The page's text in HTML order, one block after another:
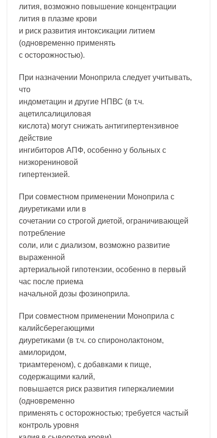
лития, возможно повышение концентрации
лития в плазме крови
и риск развития интоксикации литием
(одновременно применять
с осторожностью).
При назначении Моноприла следует учитывать,
что
индометацин и другие НПВС (в т.ч.
ацетилсалициловая
кислота) могут снижать антигипертензивное
действие
ингибиторов АПФ, особенно у больных с
низкорениновой
гипертензией.
При совместном применении Моноприла с
диуретиками или в
сочетании со строгой диетой, ограничивающей
потребление
соли, или с диализом, возможно развитие
выраженной
артериальной гипотензии, особенно в первый
час после приема
начальной дозы фозиноприла.
При совместном применении Моноприла с
калийсберегающими
диуретиками (в т.ч. со спиронолактоном,
амилоридом,
триамтереном), с добавками к пище,
содержащими калий,
повышается риск развития гиперкалиемии
(одновременно
применять с осторожностью; требуется частый
контроль уровня